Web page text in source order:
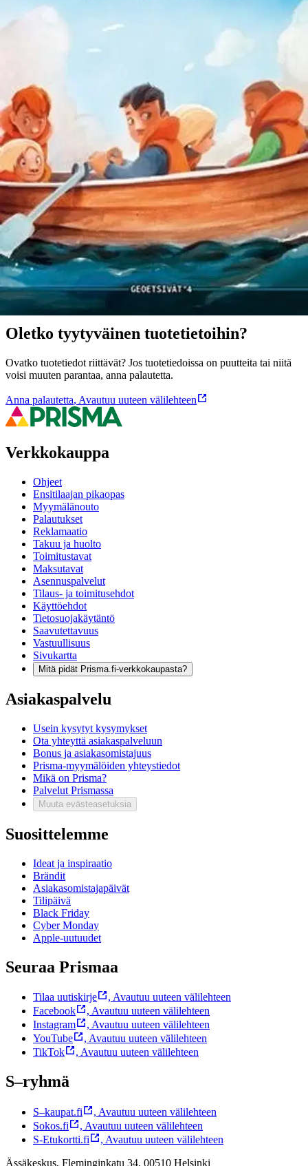
Lähiseudun kesämökkeihin on murtauduttu, ja joukossa on myös
Raparperin luokka kerää rahaa luokkaretkeen. Neuvokkaat oppilaat
pysäyttävät myymälävarkaan, mutta siihenkin isän pitää nolosti
sekaantua. Aivan kuin maraton- ja punajuurimehuvillityksessä ei
olisi tarpeeksi kestämistä. Geokätköily vie etsivät yöretkelle Luodon
saareen, missä he joutuvat todelliseen pulaan.Kuinka selvitä
murtovarkaita kuhisevasta saaresta ilman venettä? Luvassa on
kunnon kesälomaseikkailu ja tietysti kaupungin parhaat
juhannusjuhlat kokkoineen ja joulukinkkuineen. Alakouluikäisten
suosioon nousseen sarjan neljäs osa vie Geoetsivät taas kiperien
arvoitusten äärelle!
Näytä lisää tuotekuvausta
Ominaisuudet
Oletko tyytyväinen tuotetietoihin?
Ovatko tuotetiedot riittävät? Jos tuotetiedoissa on puutteita tai niitä
voisi muuten parantaa, anna palautetta.
Anna palautetta, Avautuu uuteen välilehteen
Verkkokauppa
Ohjeet
Ensitilaajan pikaopas
Myymälänouto
Palautukset
Reklamaatio
Takuu ja huolto
Toimitustavat
Maksutavat
Asennuspalvelut
Tilaus- ja toimitusehdot
Käyttöehdot
Tietosuojakäytäntö
Saavutettavuus
Vastuullisuus
Sivukartta
Mitä pidät Prisma.fi-verkkokaupasta?
Asiakaspalvelu
Usein kysytyt kysymykset
Ota yhteyttä asiakaspalveluun
Bonus ja asiakasomistajuus
Prisma-myymälöiden yhteystiedot
Mikä on Prisma?
Palvelut Prismassa
Muuta evästeasetuksia
Suosittelemme
Ideat ja inspiraatio
Brändit
Asiakasomistajapäivät
Tilipäivä
Black Friday
Cyber Monday
Apple-uutuudet
Seuraa Prismaa
Tilaa uutiskirje , Avautuu uuteen välilehteen
Facebook
, Avautuu uuteen välilehteen
Instagram
, Avautuu uuteen välilehteen
YouTube
, Avautuu uuteen välilehteen
TikTok
, Avautuu uuteen välilehteen
S–ryhmä
S–kaupat.fi , Avautuu uuteen välilehteen
Sokos.fi
, Avautuu uuteen välilehteen
S-Etukortti.fi
, Avautuu uuteen välilehteen
Ässäkeskus, Fleminginkatu 34, 00510 Helsinki